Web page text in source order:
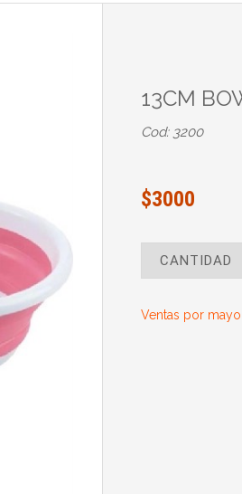
13CM
Cod: 3200
$3000
CANTIDAD
Ventas por